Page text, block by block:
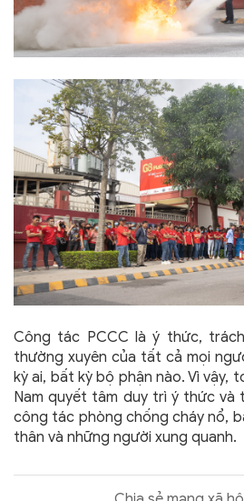
Công tác PCCC là ý thức,
thường xuyên của tất cả mọi
kỳ ai, bất kỳ bộ phận nào. Vì vậy,
Nam quyết tâm duy trì ý thức và
công tác phòng chống cháy nổ,
thân và những người xung quanh.